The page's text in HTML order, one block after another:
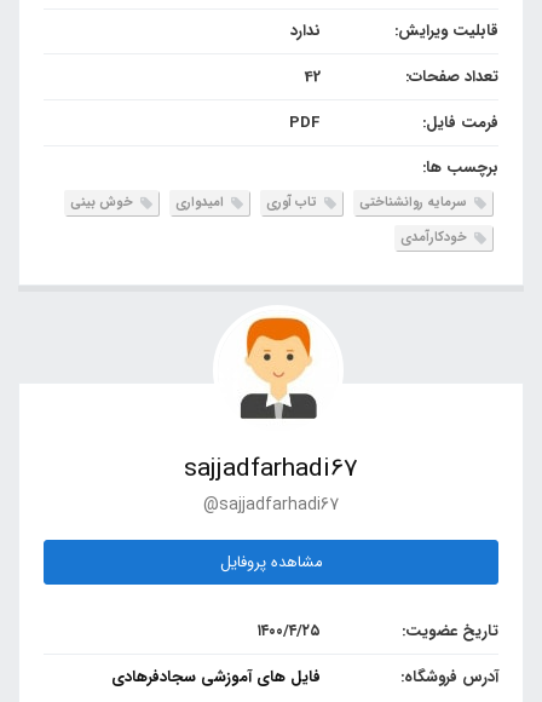
قابلیت ویرایش:
ندارد
تعداد صفحات:
42
فرمت فایل:
PDF
برچسب ها:
سرمایه روانشناختی تاب آوری امیدواری
خوش بینی
خودکارآمدی
sajjadfarhadi67
@sajjadfarhadi67
مشاهده پروفایل
تاریخ عضویت:
۱۴۰۰/۴/۲۵
آدرس فروشگاه:
فایل های آموزشی سجادفرهادی